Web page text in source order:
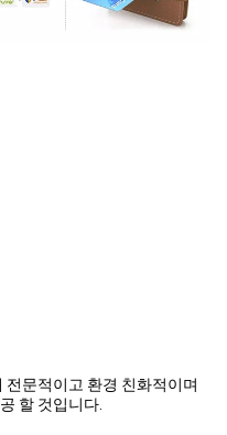
문적이고 환경 친화적이며
할 것입니다.